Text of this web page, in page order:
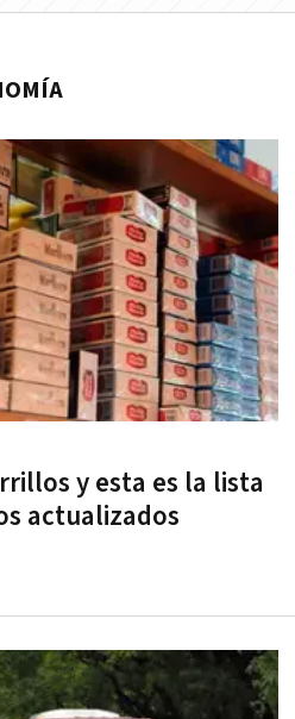
y esta es la lista
actualizados